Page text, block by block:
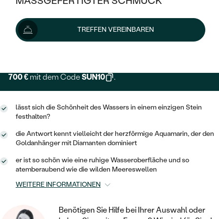
KLASSISCH
MEMOIRE
V-FORM
VINTAGE
MIT MEHREREN DIAMANTEN
HALO
IM SET
AUSSERGEWÖHNLICH
GESTALTE EINEN RING
WÄHLE EINEN RING
DIAMANTEN ZUM EINFASSEN
AUSVERKAUF
WENN SCHMUCK HILFT
NACH TYP
OHRRINGE
RINGE
ANHÄNGER / KETTEN
ARMBÄNDER
SCHMUCKSET
HERRENSCHMUCK
PLATIN
CREOLEN
MINIMALISTISCHE
OHRHÄNGER
SOLITÄR
GOLD
SILBER
SOLITÄR
ZUR GEBURT EINES KINDES
PERSONALISIERT
MIT STERNZEICHEN
MINIMALISTISCH
AUSVERKAUF
GOLD
PLATIN
MEMOIRE
TREFFEN VEREINBAREN
778 €
700 € mit dem CodeSUN10 .
lässt sich die Schönheit des Wassers in einem einzigen Stein
festhalten?
die Antwort kennt vielleicht der herzförmige Aquamarin, der den
Goldanhänger mit Diamanten dominiert
er ist so schön wie eine ruhige Wasseroberfläche und so
atemberaubend wie die wilden Meereswellen
WEITERE INFORMATIONEN
Benötigen Sie Hilfe bei Ihrer Auswahl oder